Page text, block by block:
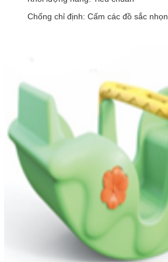
Chống chỉ định: Cấm các đồ sắc